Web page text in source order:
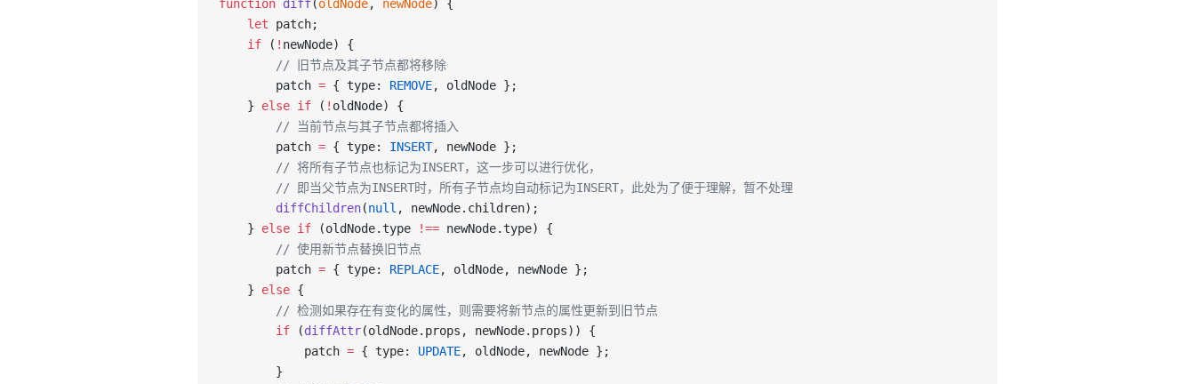
function diff(oldNode, newNode) {
    let
patch;
    if
( ! newNode) {
        // 旧节点及其子节点都将移除
        patch
= { type: REMOVE, oldNode };
    }
else if ( ! oldNode) {
        // 当前节点与其子节点都将插入
        patch
= { type: INSERT, newNode };
        // 将所有子节点也标记为INSERT，这一步可以进行优化，
      	// 即当父节点为INSERT时，所有子节点均自动标记为INSERT，此处为了便于理解，暂不处理
        diffChildren
(null , newNode.children);
    }
else if (oldNode.type !== newNode.type) {
        // 使用新节点替换旧节点
        patch
= { type: REPLACE, oldNode, newNode };
    }
else {
        // 检测如果存在有变化的属性，则需要将新节点的属性更新到旧节点
        if
(diffAttr(oldNode.props, newNode.props)) {
            patch
= { type: UPDATE, oldNode, newNode };
        }